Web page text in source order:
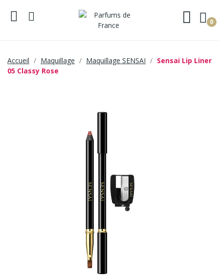
0
Accueil Maquillage Maquillage SENSAI
Sensai Lip Liner
05 Classy Rose